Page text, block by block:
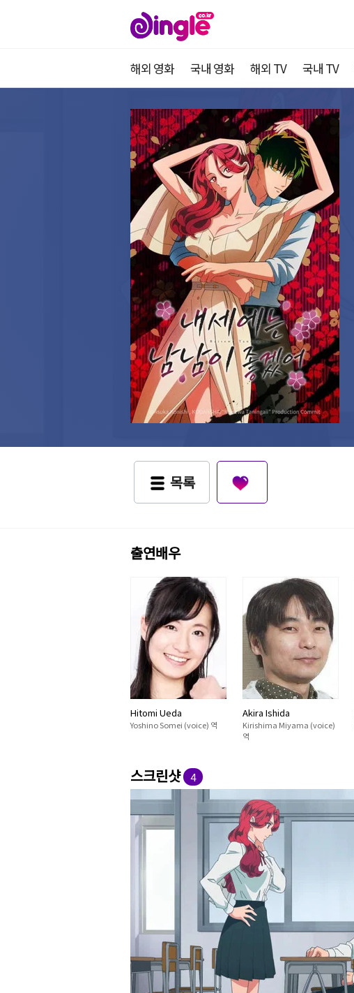
해외 영화 국내 영화 해외 TV 국내 TV
목록
출연배우
Hitomi Ueda
Yoshino Somei (voice) 역
Akira Ishida
Kirishima Miyama (voice)
역
스크린샷 4